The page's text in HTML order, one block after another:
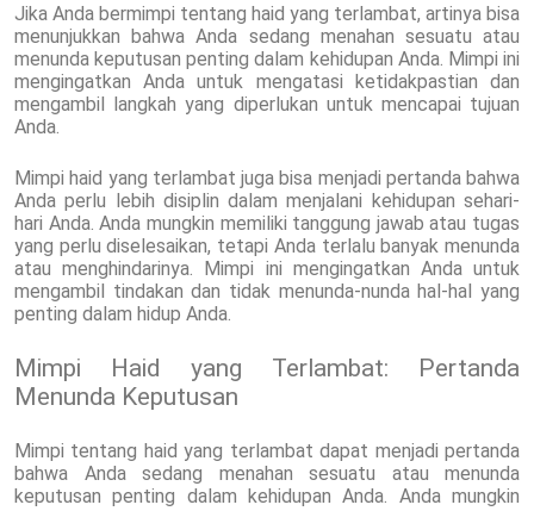
Jika Anda bermimpi tentang haid yang terlambat, artinya bisa
menunjukkan bahwa Anda sedang menahan sesuatu atau
menunda keputusan penting dalam kehidupan Anda. Mimpi ini
mengingatkan Anda untuk mengatasi ketidakpastian dan
mengambil langkah yang diperlukan untuk mencapai tujuan
Anda.
Mimpi haid yang terlambat juga bisa menjadi pertanda bahwa
Anda perlu lebih disiplin dalam menjalani kehidupan sehari-
hari Anda. Anda mungkin memiliki tanggung jawab atau tugas
yang perlu diselesaikan, tetapi Anda terlalu banyak menunda
atau menghindarinya. Mimpi ini mengingatkan Anda untuk
mengambil tindakan dan tidak menunda-nunda hal-hal yang
penting dalam hidup Anda.
Mimpi Haid yang Terlambat: Pertanda
Menunda Keputusan
Mimpi tentang haid yang terlambat dapat menjadi pertanda
bahwa Anda sedang menahan sesuatu atau menunda
keputusan penting dalam kehidupan Anda. Anda mungkin